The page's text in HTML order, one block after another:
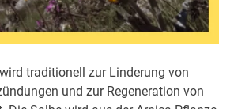
traditionell zur Linderung von
und zur Regeneration von